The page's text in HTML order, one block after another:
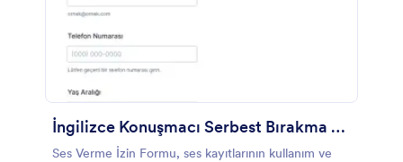
İngilizce Konuşmacı Serbest Bırakma Formu
Ses Verme İzin Formu, ses kayıtlarının kullanım ve